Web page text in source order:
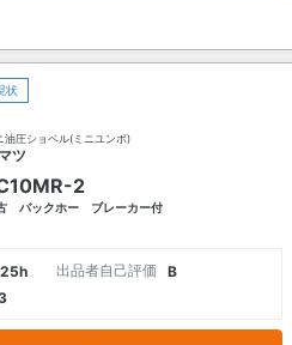
状
油圧ショベル(ミニユンボ)
ツ
2
バックホー ブレーカー付
出品者自己評価
B